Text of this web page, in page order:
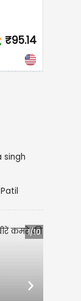
=
08:30 IST
singh
1/10
Next